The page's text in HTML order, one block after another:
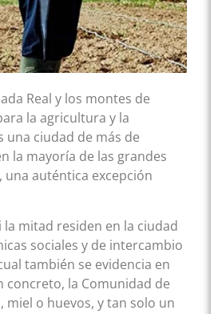
Real y los montes de
la agricultura y la
una ciudad de más de
la mayoría de las grandes
auténtica excepción
mitad residen en la ciudad
sociales y de intercambio
también se evidencia en
concreto, la Comunidad de
miel o huevos, y tan solo un